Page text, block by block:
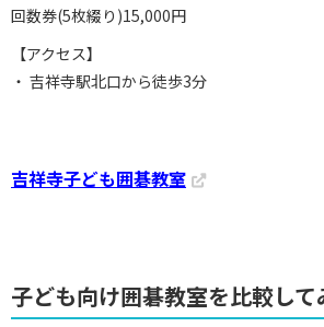
回数券(5枚綴り)15,000円
【アクセス】
・ 吉祥寺駅北口から徒歩3分
吉祥寺子ども囲碁教室
子ども向け囲碁教室を比較して